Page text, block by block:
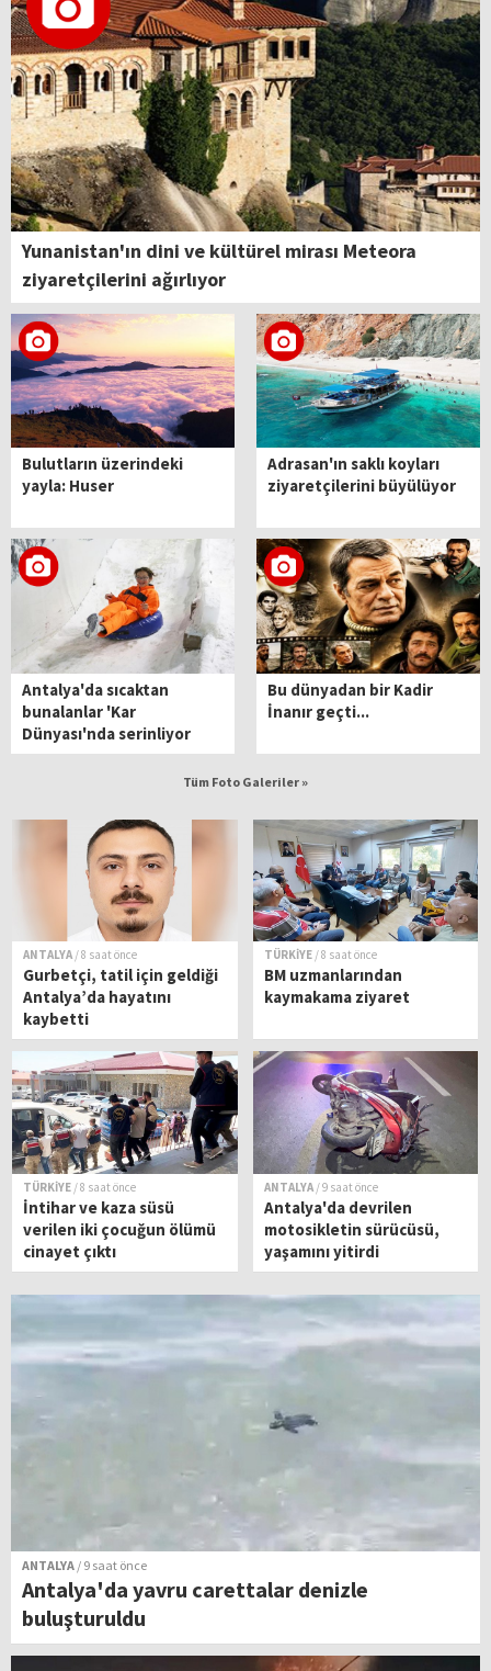
Yunanistan'ın dini ve kültürel mirası Meteora
ziyaretçilerini ağırlıyor
Bulutların üzerindeki
yayla: Huser
Adrasan'ın saklı koyları
ziyaretçilerini büyülüyor
Antalya'da sıcaktan
bunalanlar 'Kar
Dünyası'nda serinliyor
Bu dünyadan bir Kadir
İnanır geçti...
Tüm Foto Galeriler »
ANTALYA / 8 saat önce
Gurbetçi, tatil için geldiği
Antalya’da hayatını
kaybetti
TÜRKİYE / 8 saat önce
BM uzmanlarından
kaymakama ziyaret
TÜRKİYE / 8 saat önce
İntihar ve kaza süsü
verilen iki çocuğun ölümü
cinayet çıktı
ANTALYA / 9 saat önce
Antalya'da devrilen
motosikletin sürücüsü,
yaşamını yitirdi
ANTALYA / 9 saat önce
Antalya'da yavru carettalar denizle
buluşturuldu